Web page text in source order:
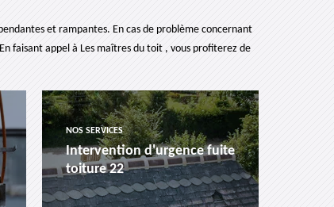
et rampantes. En cas de problème concernant
faisant appel à Les maîtres du toit , vous profiterez de
NOS SERVICES
Intervention d'urgence fuite
toiture 22